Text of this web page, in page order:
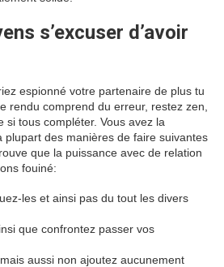
s’excuser d’avoir
espionné votre partenaire de plus tu
rendu comprend du erreur, restez zen,
si tous compléter. Vous avez la
plupart des manières de faire suivantes
que la puissance avec de relation
fouiné:
les et ainsi pas du tout les divers
que confrontez passer vos
aussi non ajoutez aucunement